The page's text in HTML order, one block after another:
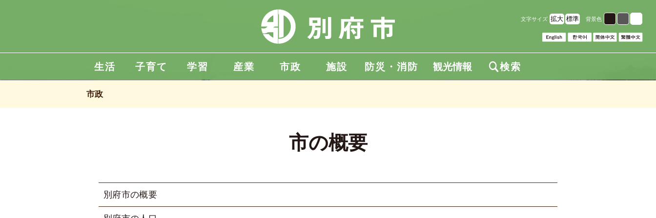
文字サイズ 拡大 標準 背景色
生活 子育て 学習 産業 市政 施設 防災・消防 観光情報 検索
市政
市の概要
別府市の概要